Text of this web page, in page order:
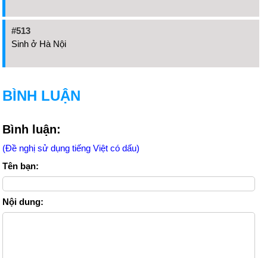
#513
Sinh ở Hà Nội
BÌNH LUẬN
Bình luận:
(Đề nghị sử dụng tiếng Việt có dấu)
Tên bạn:
Nội dung: